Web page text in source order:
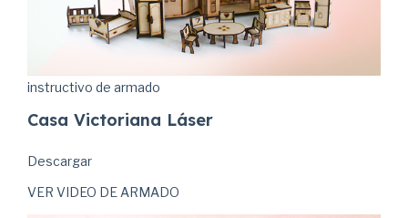
instructivo de armado
Casa Victoriana Láser
Descargar
VER VIDEO DE ARMADO